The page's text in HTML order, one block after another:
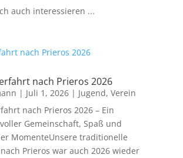
auch interessieren ...
nach Prieros 2026
| Juli 1, 2026| Jugend, Verein
nach Prieros 2026 – Ein
Gemeinschaft, Spaß und
MomenteUnsere traditionelle
Prieros war auch 2026 wieder